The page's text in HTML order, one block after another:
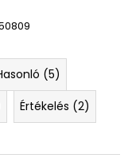
(5)
Értékelés (2)